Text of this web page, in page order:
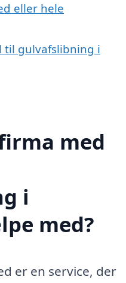
eller hele
til gulvafslibning i
med
i
med?
er en service, der